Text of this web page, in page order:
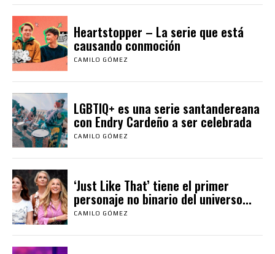
Heartstopper – La serie que está
causando conmoción
CAMILO GÓMEZ
LGBTIQ+ es una serie santandereana
con Endry Cardeño a ser celebrada
CAMILO GÓMEZ
‘Just Like That’ tiene el primer
personaje no binario del universo...
CAMILO GÓMEZ